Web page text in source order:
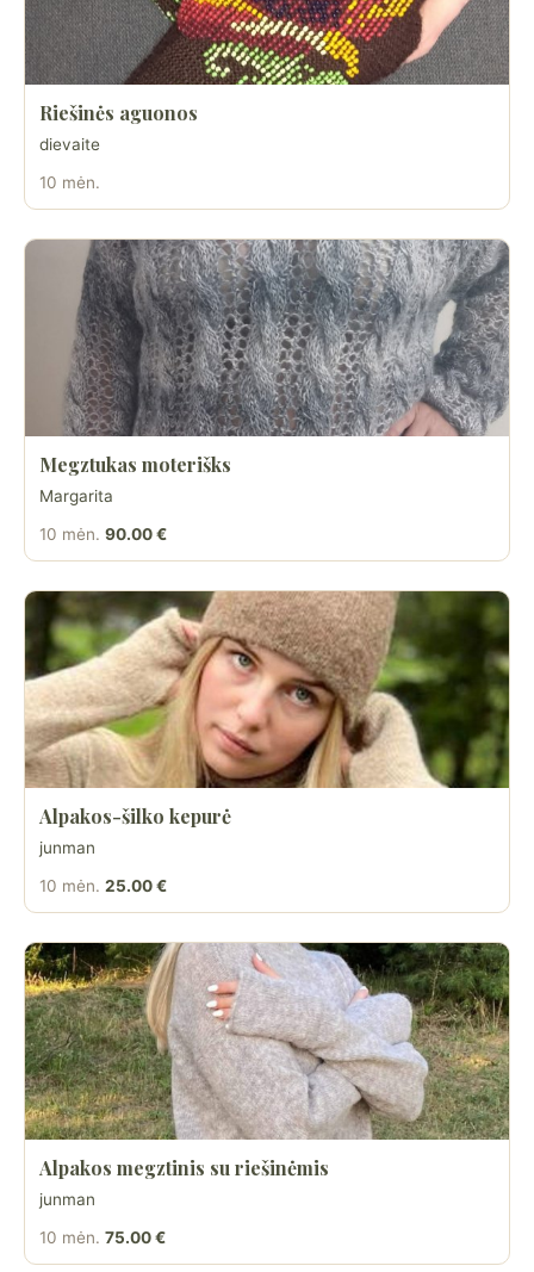
Riešinės aguonos
dievaite
10 mėn.
Megztukas moterišks
Margarita
10 mėn. 90.00 €
Alpakos-šilko kepurė
junman
10 mėn. 25.00 €
Alpakos megztinis su riešinėmis
junman
10 mėn. 75.00 €